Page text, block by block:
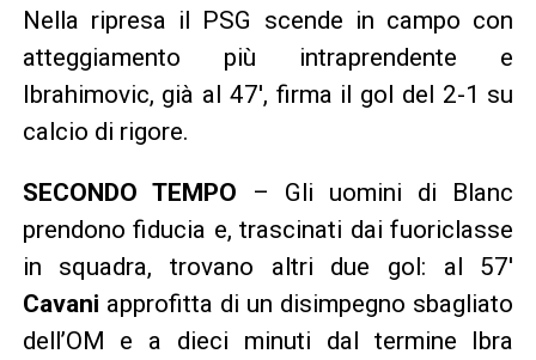
Nella ripresa il PSG scende in campo con
atteggiamento più intraprendente e
Ibrahimovic, già al 47′, firma il gol del 2-1 su
calcio di rigore.
SECONDO TEMPO – Gli uomini di Blanc
prendono fiducia e, trascinati dai fuoriclasse
in squadra, trovano altri due gol: al 57′
Cavani approfitta di un disimpegno sbagliato
dell’OM e a dieci minuti dal termine Ibra